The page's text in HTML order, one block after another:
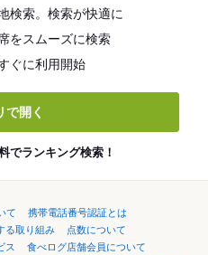
検索。検索が快適に
をスムーズに検索
ぐに利用開始
で開く
でランキング検索！
て
携帯電話番号認証とは
る取り組み
点数について
ス
食べログ店舗会員について